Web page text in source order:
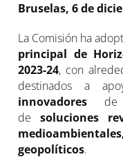
Bruselas, 6 de
La Comisión ha
principal de
2023-24, con
destinados a
innovadores de
desoluciones
geopolíticos.